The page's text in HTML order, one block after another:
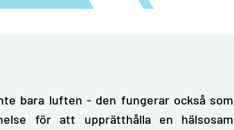
bara luften - den fungerar också som
för att upprätthålla en hälsosam